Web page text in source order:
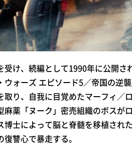
け、続編として1990年に公開さ
ウォーズ エピソード5／帝国の逆
取り、自我に目覚めたマーフィ／
麻薬「ヌーク」密売組織のボスが
博士によって脳と脊髄を移植され
讐心で暴走する。